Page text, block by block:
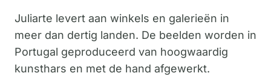
Juliarte levert aan winkels en galerieën in
meer dan dertig landen. De beelden worden in
Portugal geproduceerd van hoogwaardig
kunsthars en met de hand afgewerkt.